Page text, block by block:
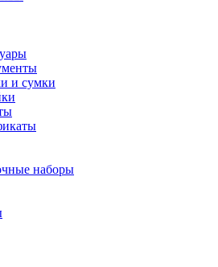
и сумки
наборы